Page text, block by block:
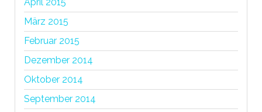
März 2015
Februar 2015
Dezember 2014
Oktober 2014
September 2014